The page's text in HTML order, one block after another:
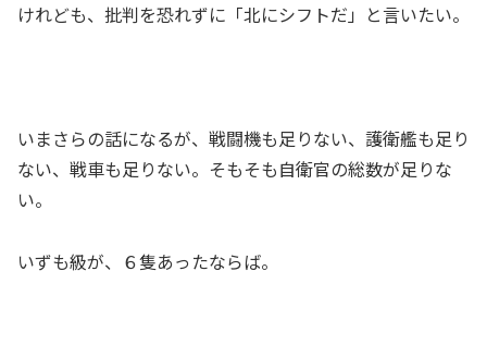
けれども、批判を恐れずに「北にシフトだ」と言いたい。
いまさらの話になるが、戦闘機も足りない、護衛艦も足り
ない、戦車も足りない。そもそも自衛官の総数が足りな
い。
いずも級が、６隻あったならば。